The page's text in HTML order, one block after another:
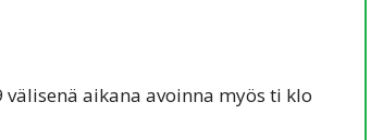
välisenä aikana avoinna myös ti klo